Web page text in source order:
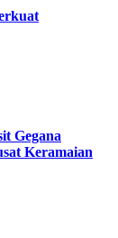
Gegana
Keramaian